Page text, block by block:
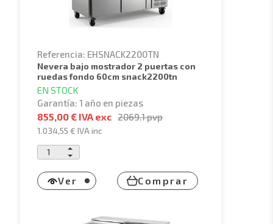
Referencia: EHSNACK2200TN
nevera bajo mostrador 2 puertas con
ruedas fondo 60cm snack2200tn
EN STOCK
Garantía: 1 año en piezas
855,00 € IVA exc 2069.1pvp
1.034,55 €IVA inc
Ver Comprar